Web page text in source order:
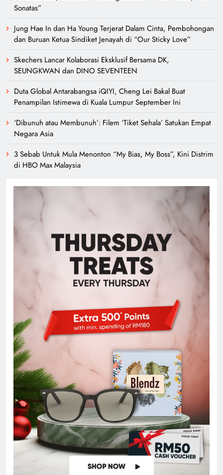
Sonatas”
Jung Hae In dan Ha Young Terjerat Dalam Cinta, Pembohongan
dan Buruan Ketua Sindiket Jenayah di “Our Sticky Love”
Skechers Lancar Kolaborasi Eksklusif Bersama DK,
SEUNGKWAN dan DINO SEVENTEEN
Duta Global Antarabangsa iQIYI, Cheng Lei Bakal Buat
Penampilan Istimewa di Kuala Lumpur September Ini
‘Dibunuh atau Membunuh’: Filem ‘Tiket Sehala’ Satukan Empat
Negara Asia
3 Sebab Untuk Mula Menonton “My Bias, My Boss”, Kini Distrim
di HBO Max Malaysia